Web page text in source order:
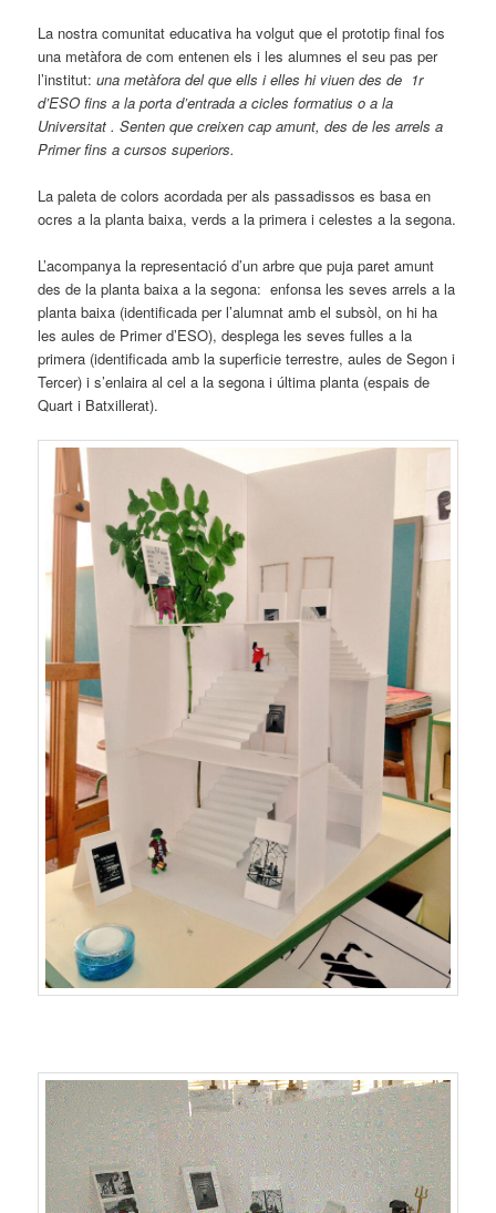
La nostra comunitat educativa ha volgut que el prototip final fos
una metàfora de com entenen els i les alumnes el seu pas per
l’institut:una metàfora del que ells i elles hi viuen des de 1r
d’ESO fins a la porta d’entrada a cicles formatius o a la
Universitat . Senten que creixen cap amunt, des de les arrels a
Primer fins a cursos superiors.
La paleta de colors acordada per als passadissos es basa en
ocres a la planta baixa, verds a la primera i celestes a la segona.
L’acompanya la representació d’un arbre que puja paret amunt
des de la planta baixa a la segona: enfonsa les seves arrels a la
planta baixa (identificada per l’alumnat amb el subsòl, on hi ha
les aules de Primer d’ESO), desplega les seves fulles a la
primera (identificada amb la superficie terrestre, aules de Segon i
Tercer) i s’enlaira al cel a la segona i última planta (espais de
Quart i Batxillerat).